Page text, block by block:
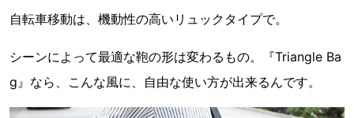
自転車移動は、機動性の高いリュックタイプで。
シーンによって最適な鞄の形は変わるもの。『Triangle Ba
g』なら、こんな風に、自由な使い方が出来るんです。